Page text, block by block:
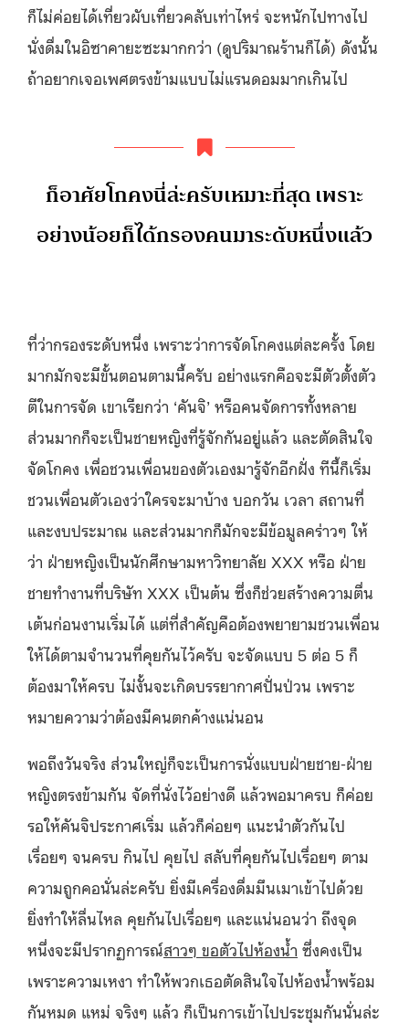
ก็ไม่ค่อยได้เที่ยวผับเที่ยวคลับเท่าไหร่ จะหนักไปทางไป
นั่งดื่มในอิซาคายะซะมากกว่า (ดูปริมาณร้านก็ได้) ดังนั้น
ถ้าอยากเจอเพศตรงข้ามแบบไม่แรนดอมมากเกินไป
ก็อาศัยโกคงนี่ล่ะครับเหมาะที่สุด เพราะ
อย่างน้อยก็ได้กรองคนมาระดับหนึ่งแล้ว
ที่ว่ากรองระดับหนึ่ง เพราะว่าการจัดโกคงแต่ละครั้ง โดย
มากมักจะมีขั้นตอนตามนี้ครับ อย่างแรกคือจะมีตัวตั้งตัว
ตีในการจัด เขาเรียกว่า ‘คันจิ’ หรือคนจัดการทั้งหลาย
ส่วนมากก็จะเป็นชายหญิงที่รู้จักกันอยู่แล้ว และตัดสินใจ
จัดโกคง เพื่อชวนเพื่อนของตัวเองมารู้จักอีกฝั่ง ทีนี้ก็เริ่ม
ชวนเพื่อนตัวเองว่าใครจะมาบ้าง บอกวัน เวลา สถานที่
และงบประมาณ และส่วนมากก็มักจะมีข้อมูลคร่าวๆ ให้
ว่า ฝ่ายหญิงเป็นนักศึกษามหาวิทยาลัย XXX หรือ ฝ่าย
ชายทำงานที่บริษัท XXX เป็นต้น ซึ่งก็ช่วยสร้างความตื่น
เต้นก่อนงานเริ่มได้ แต่ที่สำคัญคือต้องพยายามชวนเพื่อน
ให้ได้ตามจำนวนที่คุยกันไว้ครับ จะจัดแบบ 5 ต่อ 5 ก็
ต้องมาให้ครบ ไม่งั้นจะเกิดบรรยากาศปั่นป่วน เพราะ
หมายความว่าต้องมีคนตกค้างแน่นอน
พอถึงวันจริง ส่วนใหญ่ก็จะเป็นการนั่งแบบฝ่ายชาย-ฝ่าย
หญิงตรงข้ามกัน จัดที่นั่งไว้อย่างดี แล้วพอมาครบ ก็ค่อย
รอให้คันจิประกาศเริ่ม แล้วก็ค่อยๆ แนะนำตัวกันไป
เรื่อยๆ จนครบ กินไป คุยไป สลับที่คุยกันไปเรื่อยๆ ตาม
ความถูกคอนั่นล่ะครับ ยิ่งมีเครื่องดื่มมึนเมาเข้าไปด้วย
ยิ่งทำให้ลื่นไหล คุยกันไปเรื่อยๆ และแน่นอนว่า ถึงจุด
หนึ่งจะมีปรากฏการณ์สาวๆ ขอตัวไปห้องน้ำ ซึ่งคงเป็น
เพราะความเหงา ทำให้พวกเธอตัดสินใจไปห้องน้ำพร้อม
กันหมด แหม่ จริงๆ แล้ว ก็เป็นการเข้าไปประชุมกันนั่นล่ะ